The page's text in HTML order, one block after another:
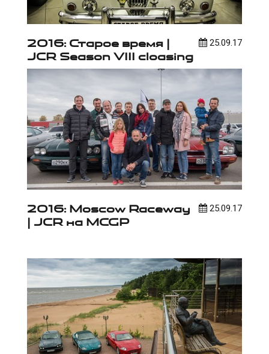
25.09.17
2016: Старое время |
JCR Season VIII cloasing
25.09.17
2016: Moscow Raceway
| JCR на MCGP